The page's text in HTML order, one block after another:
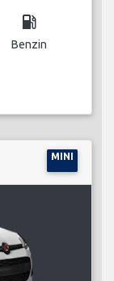
local_gas_station
Benzin
MINI